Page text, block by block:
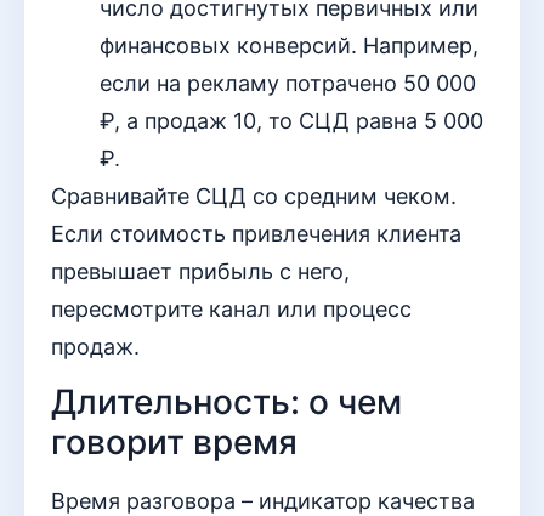
число достигнутых первичных или
финансовых конверсий. Например,
если на рекламу потрачено 50 000
₽, а продаж 10, то СЦД равна 5 000
₽.
Сравнивайте СЦД со средним чеком.
Если стоимость привлечения клиента
превышает прибыль с него,
пересмотрите канал или процесс
продаж.
Длительность: о чем
говорит время
Время разговора – индикатор качества